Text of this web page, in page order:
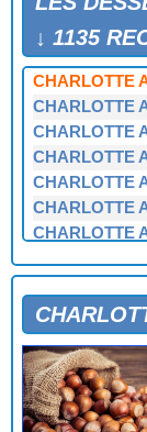
↓ 1135
CHARLOTTE
CHARLOTTE
CHARLOTTE
CHARLOTTE
CHARLOTTE
CHARLOTTE
CHARLOTTE
CHARLOTTE
CHARLOTTE
CHARLOTTE
CHARLOTTE
CHARLOTTE
CHARLOTTE
CHARLOTTE
CHARLOTTE